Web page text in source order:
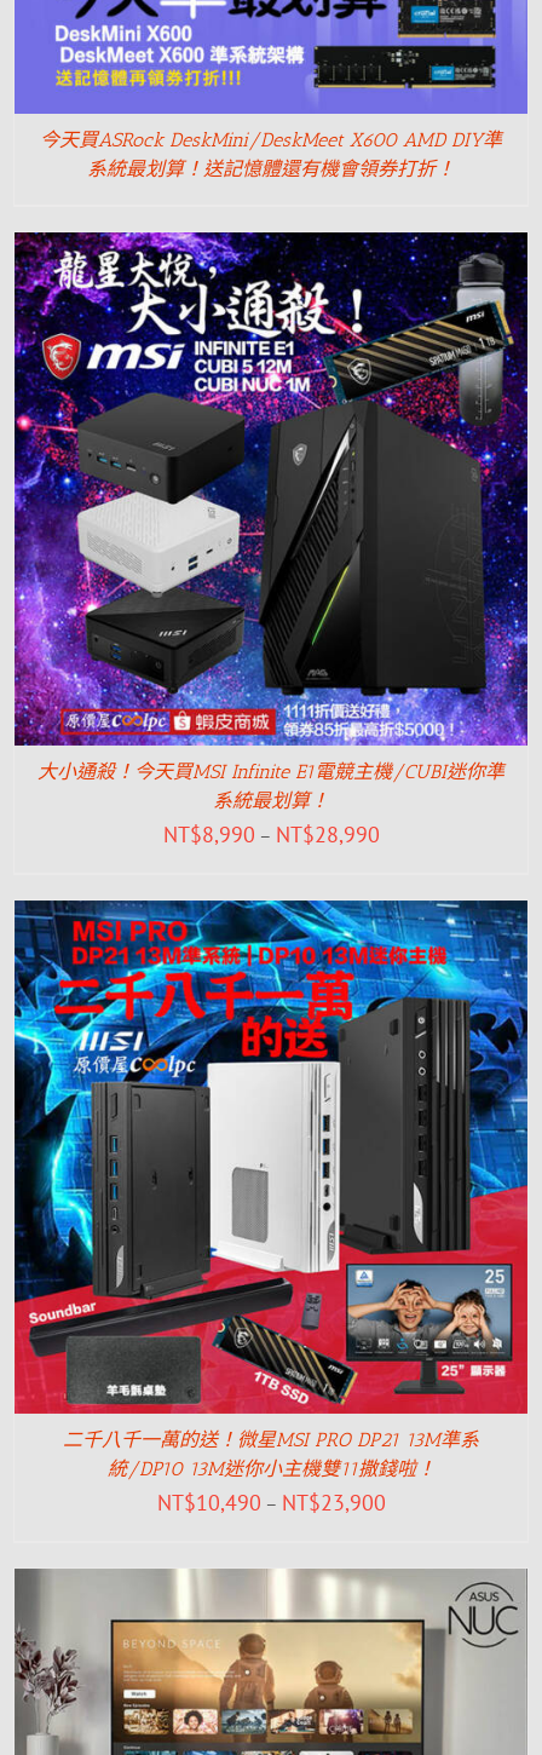
今天買ASRock DeskMini/DeskMeet X600 AMD DIY準
系統最划算！送記憶體還有機會領券打折！
大小通殺！今天買MSI Infinite E1電競主機/CUBI迷你準
系統最划算！
NT$8,990 – NT$28,990
二千八千一萬的送！微星MSI PRO DP21 13M準系
統/DP10 13M迷你小主機雙11撒錢啦！
NT$10,490 – NT$23,900